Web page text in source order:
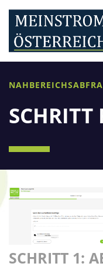
SCHRITT
SCHRITT 1: